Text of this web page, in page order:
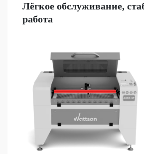
Лёгкое обслуживание,
работа